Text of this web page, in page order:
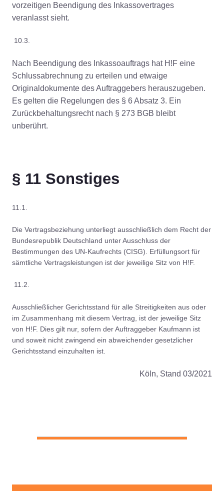
vorzeitigen Beendigung des Inkassovertrages
veranlasst sieht.
10.3.
Nach Beendigung des Inkassoauftrags hat H!F eine
Schlussabrechnung zu erteilen und etwaige
Originaldokumente des Auftraggebers herauszugeben.
Es gelten die Regelungen des § 6 Absatz 3. Ein
Zurückbehaltungsrecht nach § 273 BGB bleibt
unberührt.
§ 11 Sonstiges
11.1.
Die Vertragsbeziehung unterliegt ausschließlich dem Recht der
Bundesrepublik Deutschland unter Ausschluss der
Bestimmungen des UN-Kaufrechts (CISG). Erfüllungsort für
sämtliche Vertragsleistungen ist der jeweilige Sitz von H!F.
11.2.
Ausschließlicher Gerichtsstand für alle Streitigkeiten aus oder
im Zusammenhang mit diesem Vertrag, ist der jeweilige Sitz
von H!F. Dies gilt nur, sofern der Auftraggeber Kaufmann ist
und soweit nicht zwingend ein abweichender gesetzlicher
Gerichtsstand einzuhalten ist.
Köln, Stand 03/2021